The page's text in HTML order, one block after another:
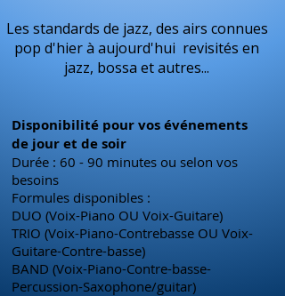
Les standards de jazz, des airs connues
pop d'hier à aujourd'hui revisités en
jazz, bossa et autres...
Disponibilité pour vos événements
de jour et de soir
Durée : 60 - 90 minutes ou selon vos
besoins
Formules disponibles :
DUO (Voix-Piano OU Voix-Guitare)
TRIO (Voix-Piano-Contrebasse OU Voix-
Guitare-Contre-basse)
BAND (Voix-Piano-Contre-basse-
Percussion-Saxophone/guitar)